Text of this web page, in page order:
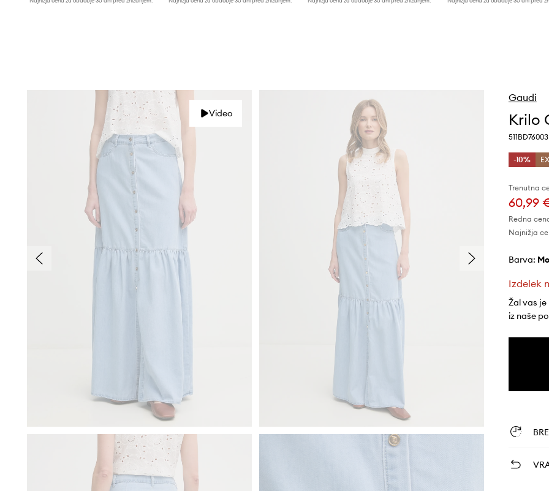
Video
Gaudi
Krilo
511BD76003
-10%
Trenutna
60,99
Redna
Najnižja
Barva:
Izdelek
Žal vas je
iz naše